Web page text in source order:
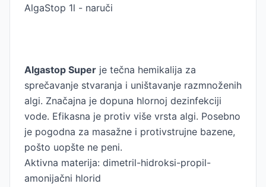
AlgaStop 1l - naruči
Algastop Super je tečna hemikalija za
sprečavanje stvaranja i uništavanje razmnoženih
algi. Značajna je dopuna hlornoj dezinfekciji
vode. Efikasna je protiv više vrsta algi. Posebno
je pogodna za masažne i protivstrujne bazene,
pošto uopšte ne peni.
Aktivna materija: dimetril-hidroksi-propil-
amonijačni hlorid